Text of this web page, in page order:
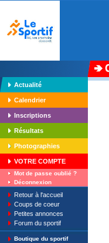
Actualité
Calendrier
Inscriptions
Résultats
Photographies
VOTRE COMPTE
Mot de passe oublié ?
Déconnexion
Retour à l'accueil
Coups de coeur
Petites annonces
Forum du sportif
Boutique du sportif